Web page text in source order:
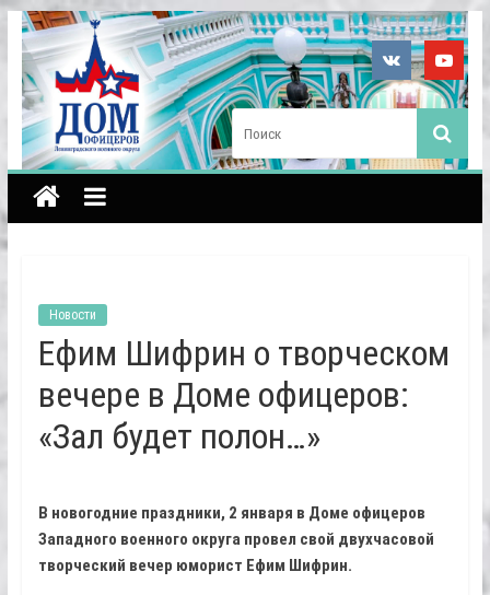
Новости
Ефим Шифрин о творческом
вечере в Доме офицеров:
«Зал будет полон…»
В новогодние праздники, 2 января в Доме офицеров
Западного военного округа провел свой двухчасовой
творческий вечер юморист Ефим Шифрин.